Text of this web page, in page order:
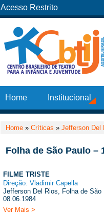
Acesso Restrito
Home Institucional
Home » Críticas » Jefferson Del
Folha de São Paulo –
FILME TRISTE
Direção: Vladimir Capella
Jefferson Del Rios, Folha de São
08.06.1984
Ver Mais >